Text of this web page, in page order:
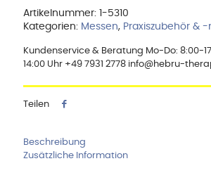
Artikelnummer: 1-5310
Kategorien: Messen, Praxiszubehör &
Kundenservice & Beratung Mo-Do: 8:00-
14:00 Uhr +49 7931 2778 info@hebru-
Teilen
Beschreibung
Zusätzliche Information